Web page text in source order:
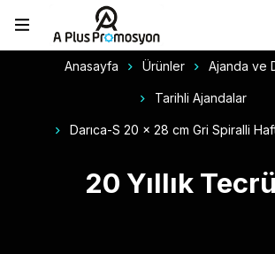
Anasayfa Ürünler Ajanda ve
Tarihli Ajandalar
Darıca-S 20 x 28 cm Gri Spiralli
20 Yıllık